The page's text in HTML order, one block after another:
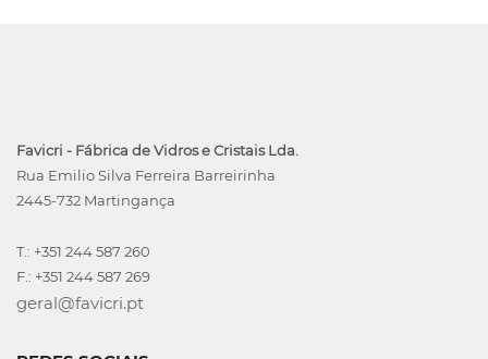
Favicri - Fábrica de Vidros e Cristais Lda.
Rua Emilio Silva Ferreira Barreirinha
2445-732 Martingança
T.: +351 244 587 260
F.: +351 244 587 269
geral@favicri.pt